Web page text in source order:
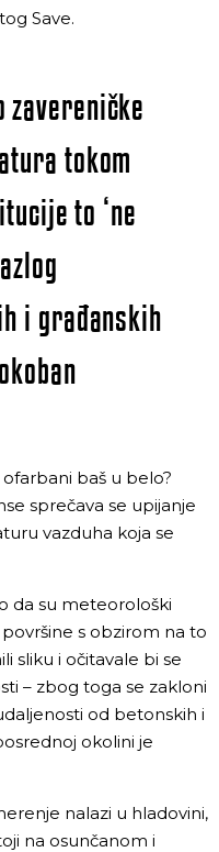
Save.
zavereničke
tokom
to ‘ne
i građanskih
baš u belo?
sprečava se upijanje
vazduha koja se
da su meteorološki
s obzirom na to
sliku i očitavale bi se
– zbog toga se zakloni
od betonskih i
okolini je
nalazi u hladovini,
na osunčanom i